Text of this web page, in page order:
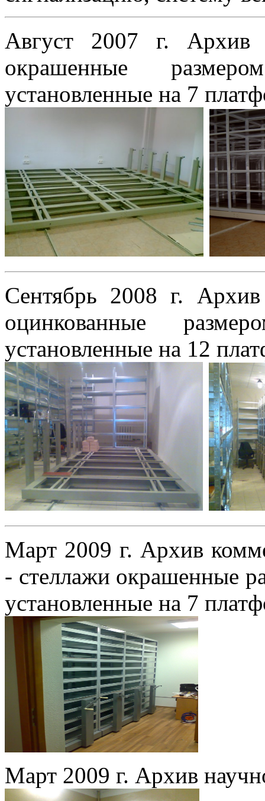
Август 2007 г. Архив
окрашенные
установленные на 7
Сентябрь 2008 г.
оцинкованные
установленные на 12
Март 2009 г. Архив
- стеллажи окрашенные
установленные на 7
Март 2009 г. Архив